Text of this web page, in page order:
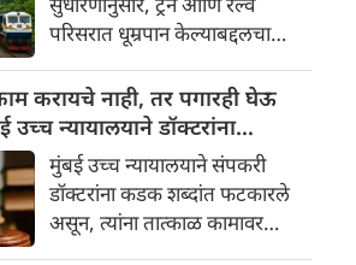
परिसरात धूम्रपान केल्याबद्दलचा
पर्यंत वाढवण्यात आला आहे. तिकीट
जप्त करण्याची तरतूदही करण्यात
आली आहे.
करायचे नाही, तर पगारही घेऊ
न्यायालयाने डॉक्टरांना
तात्काळ मागे घेण्याचे आदेश
मुंबई उच्च न्यायालयाने संपकरी
डॉक्टरांना कडक शब्दांत फटकारले
असून, त्यांना तात्काळ कामावर